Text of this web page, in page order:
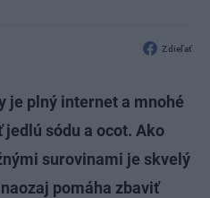
Zdieľať
je plný internet a mnohé
sódu a ocot. Ako
surovinami je skvelý
pomáha zbaviť